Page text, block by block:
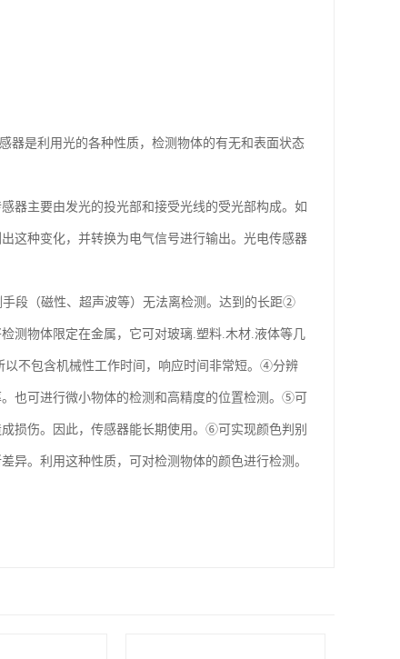
器是利用光的各种性质，检测物体的有无和表面状态
器主要由发光的投光部和接受光线的受光部构成。如
这种变化，并转换为电气信号进行输出。光电传感器
段（磁性、超声波等）无法离检测。达到的长距②
测物体限定在金属，它可对玻璃.塑料.木材.液体等几
不包含机械性工作时间，响应时间非常短。④分辨
也可进行微小物体的检测和高精度的位置检测。⑤可
损伤。因此，传感器能长期使用。⑥可实现颜色判别
异。利用这种性质，可对检测物体的颜色进行检测。